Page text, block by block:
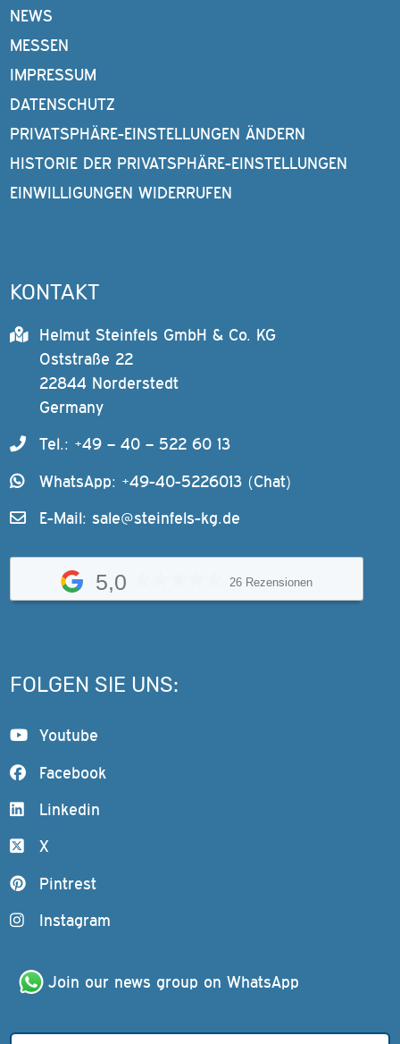
NEWS
MESSEN
IMPRESSUM
DATENSCHUTZ
PRIVATSPHÄRE-EINSTELLUNGEN ÄNDERN
HISTORIE DER PRIVATSPHÄRE-EINSTELLUNGEN
EINWILLIGUNGEN WIDERRUFEN
KONTAKT
Helmut Steinfels GmbH & Co. KG
Oststraße 22
22844 Norderstedt
Germany
Tel.: +49 – 40 – 522 60 13
WhatsApp: +49-40-5226013 (Chat)
E-Mail: sale@steinfels-kg.de
5,0 26 Rezensionen
FOLGEN SIE UNS:
Youtube
Facebook
Linkedin
X
Pintrest
Instagram
Join our news group on WhatsApp